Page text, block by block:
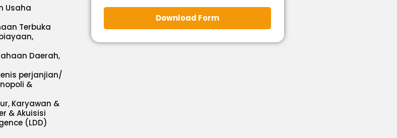
Usaha
Terbuka
Daerah,
perjanjian/
&
Karyawan &
& Akuisisi
(LDD)
Download Form